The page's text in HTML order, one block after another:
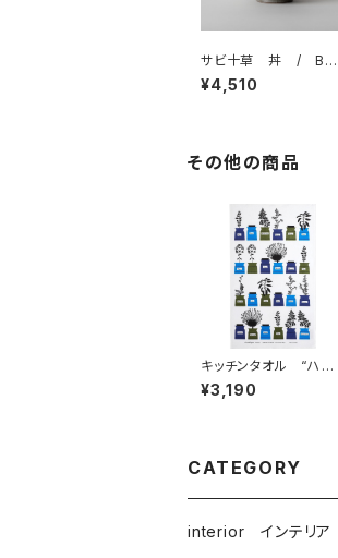
サビ十草 丼 / BAR
BAR 波佐見焼
¥4,510
その他の商品
キッチンタオル “ハー
ブ” / アルメダール
ス/ALMEDAHLS by
¥3,190
CATEGORY
interior インテリア